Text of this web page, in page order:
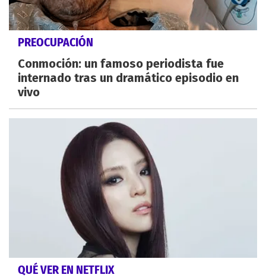
PREOCUPACIÓN
Conmoción: un famoso periodista fue
internado tras un dramático episodio en
vivo
QUÉ VER EN NETFLIX